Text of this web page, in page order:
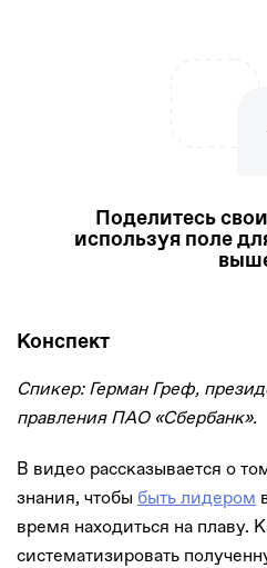
Поделитесь
используя поле
Конспект
Спикер: Герман Греф,
правления ПАО «Сбербанк».
В видео рассказывается о
знания, чтобы быть лидером
время находиться на плаву.
систематизировать